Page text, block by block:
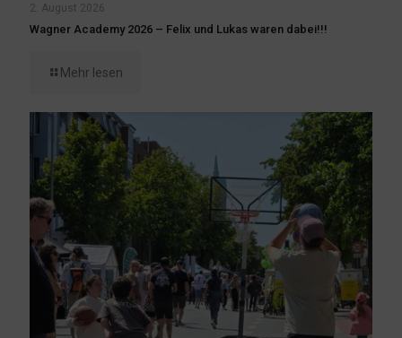
2. August 2026
Wagner Academy 2026 – Felix und Lukas waren dabei!!!
Mehr lesen